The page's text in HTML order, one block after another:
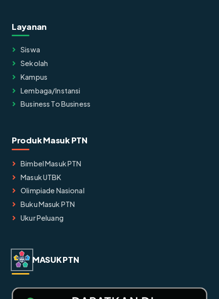
Layanan
Siswa
Sekolah
Kampus
Lembaga/instansi
Business To Business
Produk Masuk PTN
Bimbel Masuk PTN
Masuk UTBK
Olimpiade Nasional
Buku Masuk PTN
Ukur Peluang
MASUK PTN